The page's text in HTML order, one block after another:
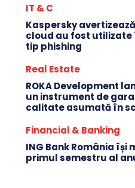
IT & C
Kaspersky
cloud au fost utilizate
tip phishing
Real Estate
ROKA Development
un instrument de
calitate asumată în
Financial & Banking
ING Bank România
primul semestru al